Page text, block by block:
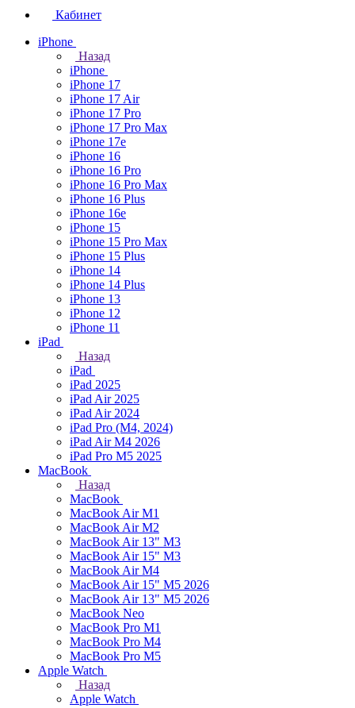
Кабинет
iPhone
Назад
iPhone
iPhone 17
iPhone 17 Air
iPhone 17 Pro
iPhone 17 Pro Max
iPhone 17e
iPhone 16
iPhone 16 Pro
iPhone 16 Pro Max
iPhone 16 Plus
iPhone 16e
iPhone 15
iPhone 15 Pro Max
iPhone 15 Plus
iPhone 14
iPhone 14 Plus
iPhone 13
iPhone 12
iPhone 11
iPad
Назад
iPad
iPad 2025
iPad Air 2025
iPad Air 2024
iPad Pro (M4, 2024)
iPad Air M4 2026
iPad Pro M5 2025
MacBook
Назад
MacBook
MacBook Air M1
MacBook Air M2
MacBook Air 13" M3
MacBook Air 15" M3
MacBook Air M4
MacBook Air 15" М5 2026
MacBook Air 13" М5 2026
MacBook Neo
MacBook Pro M1
MacBook Pro M4
MacBook Pro M5
Apple Watch
Назад
Apple Watch